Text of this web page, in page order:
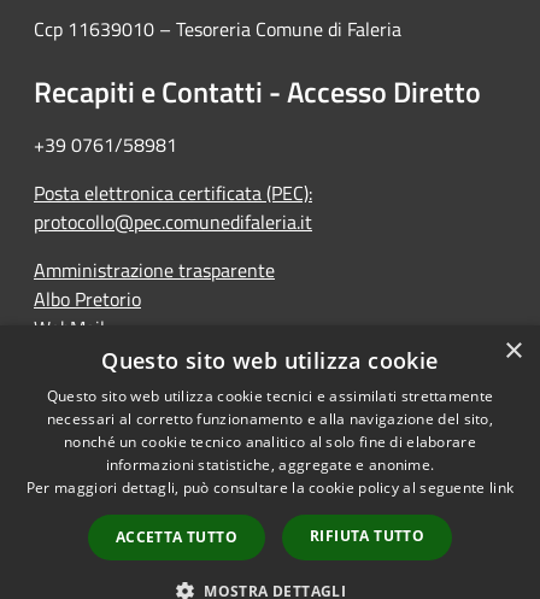
Ccp 11639010 – Tesoreria Comune di Faleria
Recapiti e Contatti - Accesso Diretto
+39 0761/58981
Posta elettronica certificata (PEC):
protocollo@pec.comunedifaleria.it
Amministrazione trasparente
Albo Pretorio
WebMail
Dichiarazione di accessibilità
Accessibilità
Copyright © 2026 • Comune di
Faleria • Powered by
Municipium•
Accesso
redazione
×
Questo sito web utilizza cookie
Questo sito web utilizza cookie tecnici e assimilati strettamente
necessari al corretto funzionamento e alla navigazione del sito,
nonché un cookie tecnico analitico al solo fine di elaborare
informazioni statistiche, aggregate e anonime.
Per maggiori dettagli, può consultare la cookie policy al seguente link
ACCETTA TUTTO RIFIUTA TUTTO
MOSTRA DETTAGLI